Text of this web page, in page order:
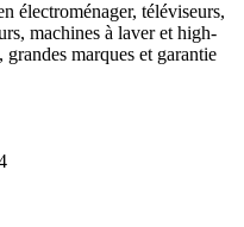
électroménager, téléviseurs,
machines à laver et high-
marques et garantie